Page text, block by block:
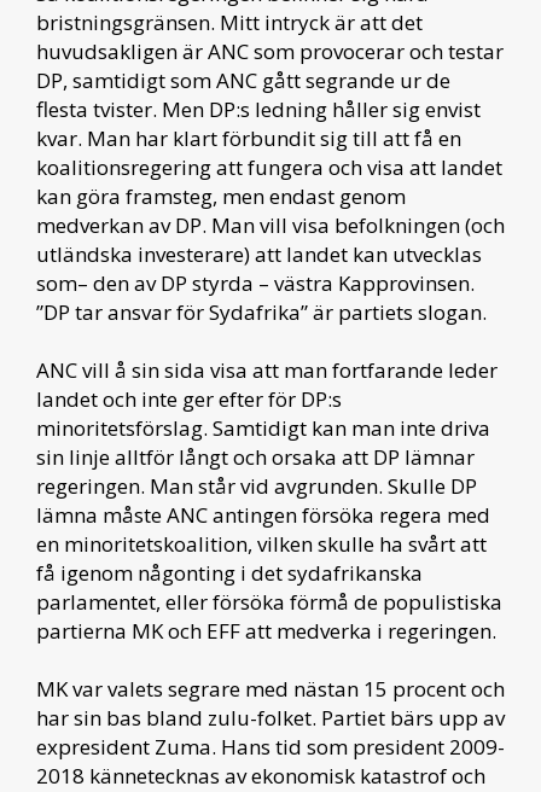
bristningsgränsen. Mitt intryck är att det
huvudsakligen är ANC som provocerar och testar
DP, samtidigt som ANC gått segrande ur de
flesta tvister. Men DP:s ledning håller sig envist
kvar. Man har klart förbundit sig till att få en
koalitionsregering att fungera och visa att landet
kan göra framsteg, men endast genom
medverkan av DP. Man vill visa befolkningen (och
utländska investerare) att landet kan utvecklas
som– den av DP styrda – västra Kapprovinsen.
”DP tar ansvar för Sydafrika” är partiets slogan.
ANC vill å sin sida visa att man fortfarande leder
landet och inte ger efter för DP:s
minoritetsförslag. Samtidigt kan man inte driva
sin linje alltför långt och orsaka att DP lämnar
regeringen. Man står vid avgrunden. Skulle DP
lämna måste ANC antingen försöka regera med
en minoritetskoalition, vilken skulle ha svårt att
få igenom någonting i det sydafrikanska
parlamentet, eller försöka förmå de populistiska
partierna MK och EFF att medverka i regeringen.
MK var valets segrare med nästan 15 procent och
har sin bas bland zulu-folket. Partiet bärs upp av
expresident Zuma. Hans tid som president 2009-
2018 kännetecknas av ekonomisk katastrof och